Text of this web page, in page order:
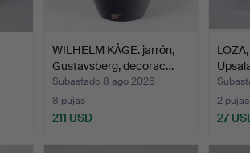
WILHELM KÅGE. jarrón,
Gustavsberg, decorac…
Subastado 8 ago 2026
8 pujas
211 USD
2 pujas
27